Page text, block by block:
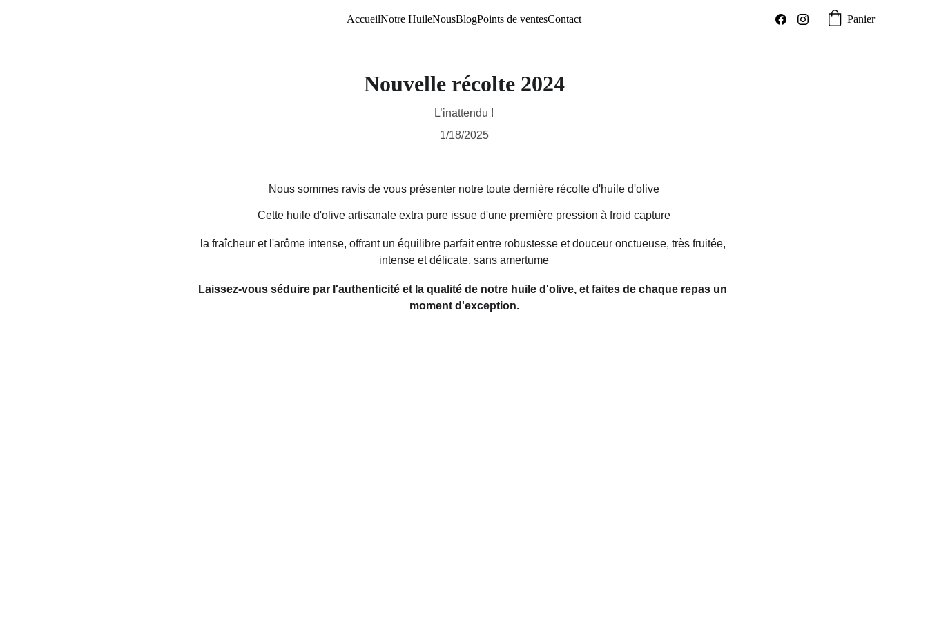
AccueilNotre HuileNousBlogPoints de ventesContact Panier
Nouvelle récolte 2024
L’inattendu !
1/18/2025
Nous sommes ravis de vous présenter notre toute dernière récolte d'huile d'olive
Cette huile d'olive artisanale extra pure issue d'une première pression à froid capture
la fraîcheur et l'arôme intense, offrant un équilibre parfait entre robustesse et douceur onctueuse, très fruitée,
intense et délicate, sans amertume
Laissez-vous séduire par l'authenticité et la qualité de notre huile d'olive, et faites de chaque repas un
moment d'exception.